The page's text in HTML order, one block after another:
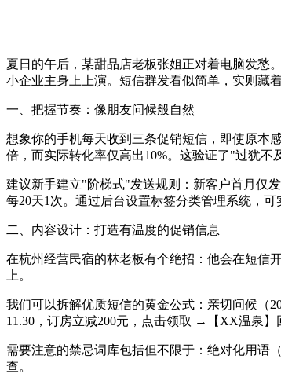
夏日的午后，某甜品店老板张姐正对着电脑发愁
小企业主身上上演。短信群发看似简单，实则藏
一、把握节奏：像朋友问候般自然
想象你的手机每天收到三条促销短信，即使原本
倍，而实际转化率仅高出10%。这验证了"过犹不
建议新手建立"阶梯式"发送规则：新客户首月仅
每20天1次。通过后台设置标签分类管理系统，
二、内容设计：打造有温度的促销信息
在杭州经营民宿的林老板有个绝招：他会在短信
上。
我们可以拆解优质短信的黄金公式：亲切问候（
11.30，订房立减200元，点击领取 →【XX温泉】
需要注意的禁忌词库包括但不限于：绝对化用语
查。